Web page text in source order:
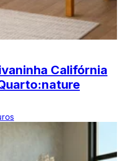
Califórnia